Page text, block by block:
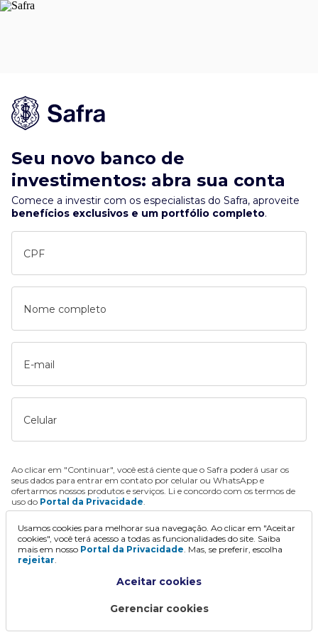
Seu novo banco de
investimentos: abra sua conta
Comece a investir com os especialistas do Safra, aproveite
benefícios exclusivos e um portfólio completo.
CPF
Nome completo
E-mail
Celular
Ao clicar em "Continuar", você está ciente que o Safra poderá usar os
seus dados para entrar em contato por celular ou WhatsApp e
ofertarmos nossos produtos e serviços. Li e concordo com os termos de
uso do Portal da Privacidade.
Continuar
Usamos cookies para melhorar sua navegação. Ao clicar em "Aceitar
cookies", você terá acesso a todas as funcionalidades do site. Saiba
mais em nosso Portal da Privacidade. Mas, se preferir, escolha
rejeitar.
Aceitar cookies
Gerenciar cookies